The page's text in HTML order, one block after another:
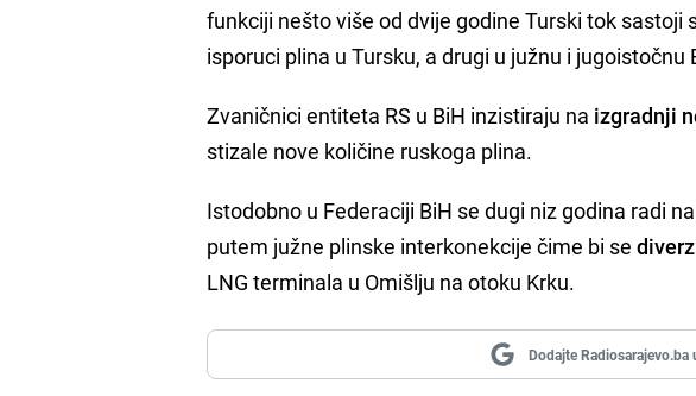
funkciji nešto više od dvije godine Turski tok sastoji
isporuci plina u Tursku, a drugi u južnu i jugoistočnu
Zvaničnici entiteta RS u BiH inzistiraju na izgradnji
stizale nove količine ruskoga plina.
Istodobno u Federaciji BiH se dugi niz godina radi
putem južne plinske interkonekcije čime bi se
LNG terminala u Omišlju na otoku Krku.
Dodajte